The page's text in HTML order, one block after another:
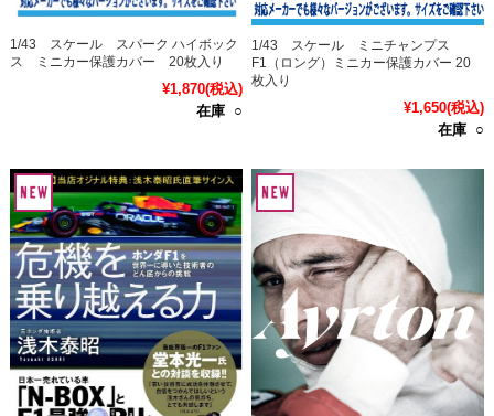
1/43 スケール スパーク ハイボック
ス ミニカー保護カバー 20枚入り
¥1,870(税込)
在庫 ○
1/43 スケール ミニチャンプス
F1（ロング）ミニカー保護カバー 20
枚入り
¥1,650(税込)
在庫 ○